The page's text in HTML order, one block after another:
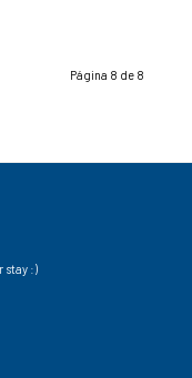
Página 8 de 8
stay :)